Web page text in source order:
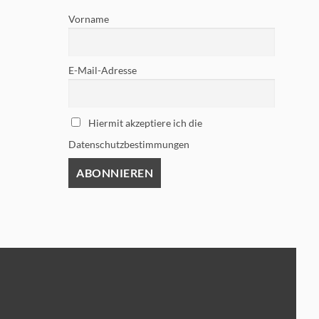
Vorname
E-Mail-Adresse
Hiermit akzeptiere ich die
Datenschutzbestimmungen